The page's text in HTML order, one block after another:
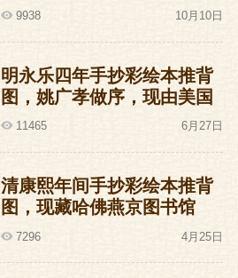
9938 10月10日
明永乐四年手抄彩绘本推背
图，姚广孝做序，现由美国
洛杉矶J.G.Stanoff收藏
11465 6月27日
清康熙年间手抄彩绘本推背
图，现藏哈佛燕京图书馆
7296 4月25日